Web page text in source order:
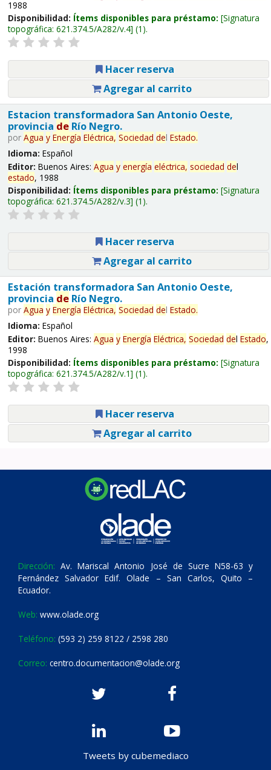
1988
Disponibilidad: Ítems disponibles para préstamo: Signatura
topográfica: 621.374.5/A282/v.4 (1).
Hacer reserva
Agregar al carrito
Estacion transformadora San Antonio Oeste,
provincia deRío Negro.
por Agua y Energía Eléctrica, Sociedad del Estado.
Idioma: Español
Editor: Buenos Aires: Agua y energía eléctrica, sociedad del
estado, 1988
Disponibilidad: Ítems disponibles para préstamo: Signatura
topográfica: 621.374.5/A282/v.3 (1).
Hacer reserva
Agregar al carrito
Estación transformadora San Antonio Oeste,
provincia deRío Negro.
por Agua y Energía Eléctrica, Sociedad del Estado.
Idioma: Español
Editor: Buenos Aires: Agua y Energía Eléctrica, Sociedad del Estado,
1998
Disponibilidad: Ítems disponibles para préstamo: Signatura
topográfica: 621.374.5/A282/v.1 (1).
Hacer reserva
Agregar al carrito
Dirección: Av. Mariscal Antonio José de Sucre N58-63 y
Fernández Salvador Edif. Olade – San Carlos, Quito –
Ecuador.
Web: www.olade.org
Teléfono: (593 2) 259 8122 / 2598 280
Correo: centro.documentacion@olade.org
Tweets by cubemediaco